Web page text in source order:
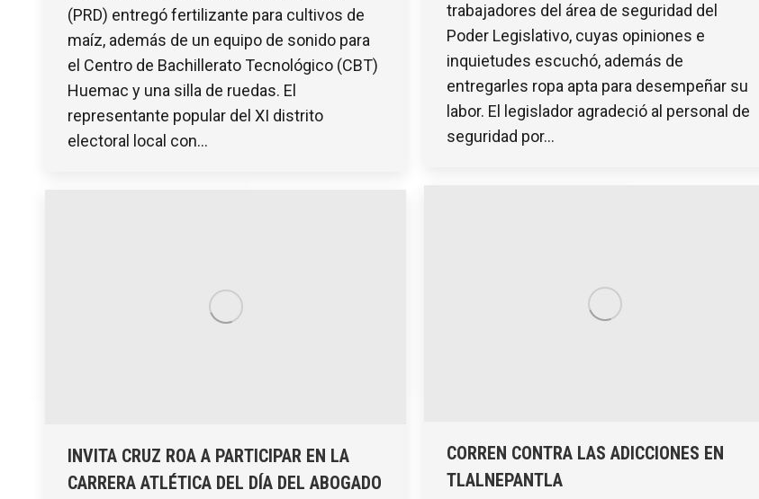
trabajadores del área de seguridad del
Poder Legislativo, cuyas opiniones e
inquietudes escuchó, además de
entregarles ropa apta para desempeñar su
labor. El legislador agradeció al personal de
seguridad por…
(PRD) entregó fertilizante para cultivos de
maíz, además de un equipo de sonido para
el Centro de Bachillerato Tecnológico (CBT)
Huemac y una silla de ruedas. El
representante popular del XI distrito
electoral local con…
CORREN CONTRA LAS ADICCIONES EN
TLALNEPANTLA
INVITA CRUZ ROA A PARTICIPAR EN LA
CARRERA ATLÉTICA DEL DÍA DEL ABOGADO